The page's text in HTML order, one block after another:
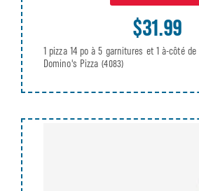
$31.99
1 pizza 14 po à 5 garnitures et 1 à-côté
Domino's Pizza (4083)